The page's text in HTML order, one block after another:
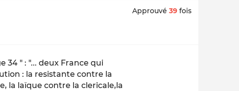
Approuvé 39 fois
34 " : "... deux France qui
: la resistante contre la
la laïque contre la clericale,la